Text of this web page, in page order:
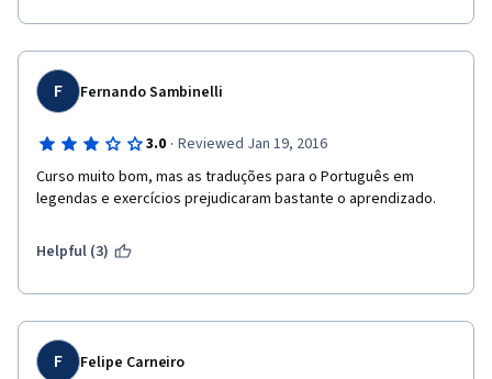
F Fernando Sambinelli
3.0 · Reviewed Jan 19, 2016
Curso muito bom, mas as traduções para o Português em
legendas e exercícios prejudicaram bastante o aprendizado.
Helpful (3)
F Felipe Carneiro